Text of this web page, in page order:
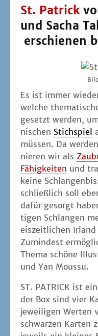
müs­sen. Da wer­den
nie­ren wir als
Fähig­kei­tenund
kei­ne
dafür gesorgt
ti­gen Schlan­gen
Zumin­dest
The­ma schö­ne
und Yan Moussu.
ST. PATRICK ist
der Box sind vier
jewei­li­gen Wer­ten
schwar­zen Kar­ten
jeweils ein klei­nes
Die­se Sym­bo­le
und oran­ge­nen 7
dum­mer­wei­se
es zu ver­mei­den!
kei­ne Kar­ten mit
Stich erhal­ten. Da
oder ande­re
nicht immer
nen wir uns zu
vor den zu